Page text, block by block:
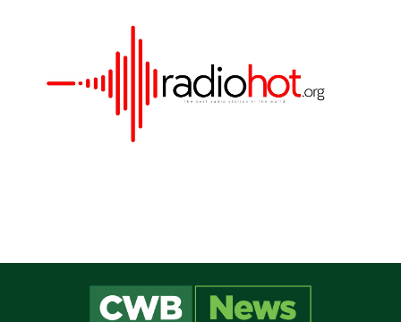
Este site utiliza cookies para melhorar sua